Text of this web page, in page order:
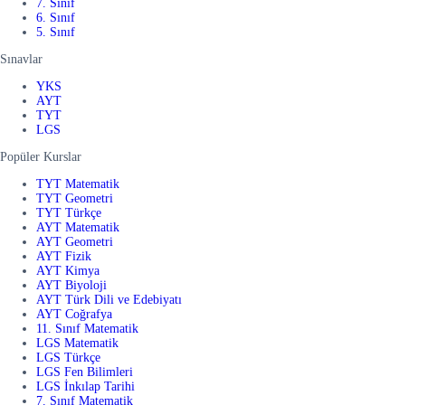
7. Sınıf
6. Sınıf
5. Sınıf
Sınavlar
YKS
AYT
TYT
LGS
Popüler Kurslar
TYT Matematik
TYT Geometri
TYT Türkçe
AYT Matematik
AYT Geometri
AYT Fizik
AYT Kimya
AYT Biyoloji
AYT Türk Dili ve Edebiyatı
AYT Coğrafya
11. Sınıf Matematik
LGS Matematik
LGS Türkçe
LGS Fen Bilimleri
LGS İnkılap Tarihi
7. Sınıf Matematik